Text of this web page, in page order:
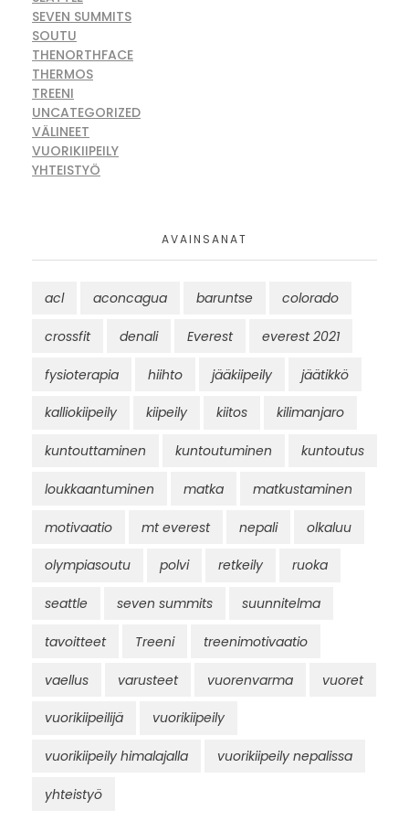
SEVEN SUMMITS
SOUTU
THENORTHFACE
THERMOS
TREENI
UNCATEGORIZED
VÄLINEET
VUORIKIIPEILY
YHTEISTYÖ
AVAINSANAT
acl aconcagua baruntse colorado
crossfit denali Everest everest 2021
fysioterapia hiihto jääkiipeily jäätikkö
kalliokiipeily kiipeily kiitos kilimanjaro
kuntouttaminen kuntoutuminen kuntoutus
loukkaantuminen matka matkustaminen
motivaatio mt everest nepali olkaluu
olympiasoutu polvi retkeily ruoka
seattle seven summits suunnitelma
tavoitteet Treeni treenimotivaatio
vaellus varusteet vuorenvarma vuoret
vuorikiipeilijä vuorikiipeily
vuorikiipeily himalajalla vuorikiipeily nepalissa
yhteistyö